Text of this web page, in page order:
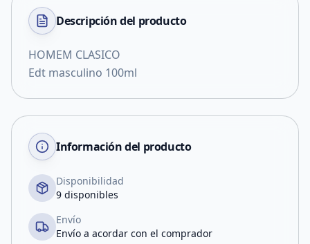
Descripción del producto
HOMEM CLASICO
Edt masculino 100ml
Información del producto
Disponibilidad
9 disponibles
Envío
Envío a acordar con el comprador